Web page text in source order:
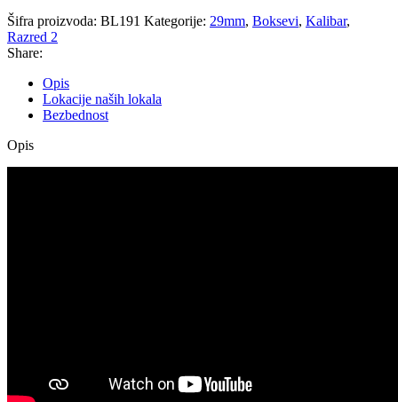
Šifra proizvoda: BL191 Kategorije: 29mm, Boksevi, Kalibar,
Razred 2
Share:
Opis
Lokacije naših lokala
Bezbednost
Opis